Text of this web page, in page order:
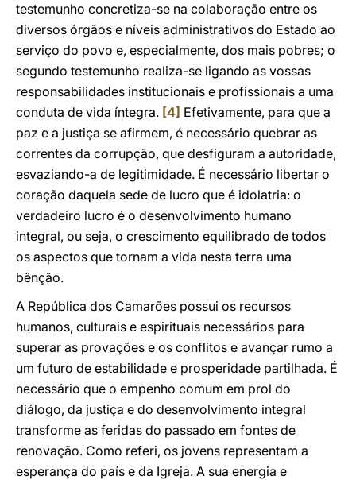
testemunho concretiza-se na colaboração entre os
diversos órgãos e níveis administrativos do Estado ao
serviço do povo e, especialmente, dos mais pobres; o
segundo testemunho realiza-se ligando as vossas
responsabilidades institucionais e profissionais a uma
conduta de vida íntegra. [4] Efetivamente, para que a
paz e a justiça se afirmem, é necessário quebrar as
correntes da corrupção, que desfiguram a autoridade,
esvaziando-a de legitimidade. É necessário libertar o
coração daquela sede de lucro que é idolatria: o
verdadeiro lucro é o desenvolvimento humano
integral, ou seja, o crescimento equilibrado de todos
os aspectos que tornam a vida nesta terra uma
bênção.
A República dos Camarões possui os recursos
humanos, culturais e espirituais necessários para
superar as provações e os conflitos e avançar rumo a
um futuro de estabilidade e prosperidade partilhada. É
necessário que o empenho comum em prol do
diálogo, da justiça e do desenvolvimento integral
transforme as feridas do passado em fontes de
renovação. Como referi, os jovens representam a
esperança do país e da Igreja. A sua energia e